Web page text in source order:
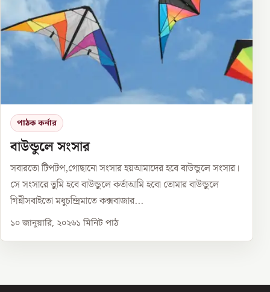
পাঠক কর্নার
বাউন্ডুলে সংসার
সবারতো টিপটপ,গোছানো সংসার হয়আমাদের হবে বাউন্ডুলে সংসার।
সে সংসারে তুমি হবে বাউন্ডুলে কর্তাআমি হবো তোমার বাউন্ডুলে
গিন্নীসবাইতো মধুচন্দ্রিমাতে কক্সবাজার...
১০ জানুয়ারি, ২০২৬১ মিনিট পাঠ